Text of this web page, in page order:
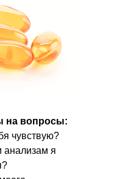
на вопросы:
чувствую?
анализам я